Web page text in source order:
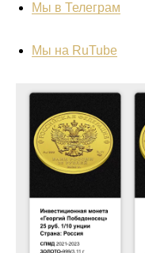
Мы в Телеграм
Мы на RuTube